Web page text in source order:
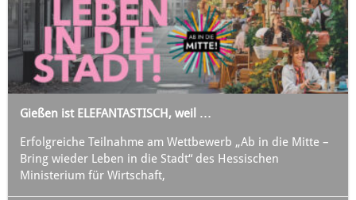
Gießen ist ELEFANTASTISCH, weil …
Erfolgreiche Teilnahme am Wettbewerb „Ab in die Mitte –
Bring wieder Leben in die Stadt“ des Hessischen
Ministerium für Wirtschaft,